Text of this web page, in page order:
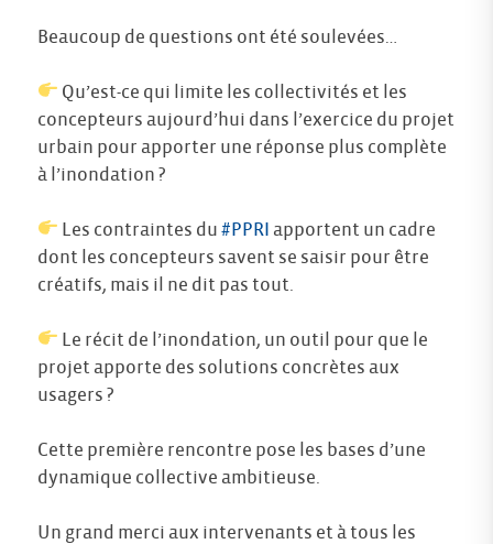
Beaucoup de questions ont été soulevées…
Qu’est-ce qui limite les collectivités et les
concepteurs aujourd’hui dans l’exercice du projet
urbain pour apporter une réponse plus complète
à l’inondation ?
Les contraintes du#PPRI apportent un cadre
dont les concepteurs savent se saisir pour être
créatifs, mais il ne dit pas tout.
Le récit de l’inondation, un outil pour que le
projet apporte des solutions concrètes aux
usagers ?
Cette première rencontre pose les bases d’une
dynamique collective ambitieuse.
Un grand merci aux intervenants et à tous les